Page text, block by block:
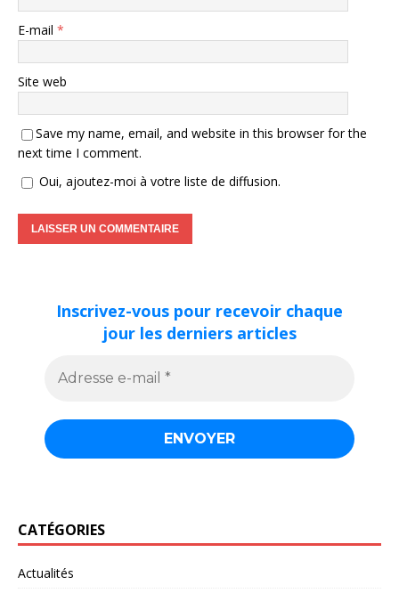
E-mail *
Site web
Save my name, email, and website in this browser for the
next time I comment.
Oui, ajoutez-moi à votre liste de diffusion.
Inscrivez-vous pour recevoir chaque
jour les derniers articles
CATÉGORIES
Actualités